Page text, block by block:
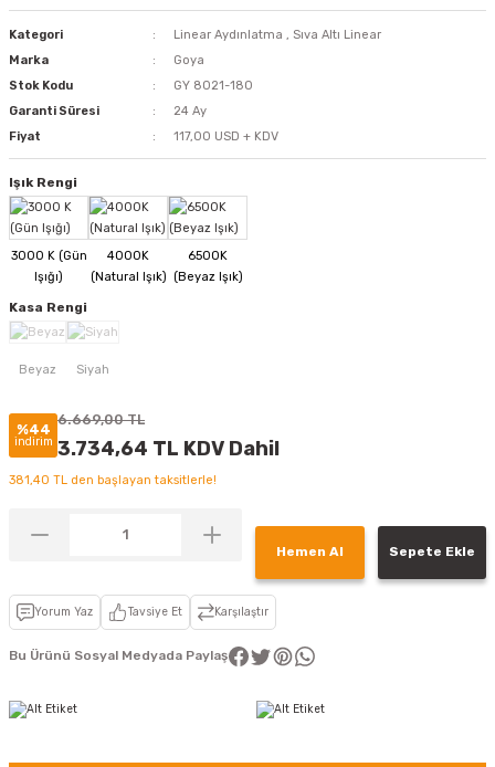
Kategori Linear Aydınlatma , Sıva Altı Linear
Marka
Goya
Stok Kodu
GY 8021-180
Garanti Süresi
24 Ay
Fiyat
117,00 USD + KDV
Işık Rengi
Kasa Rengi
%44
indirim
6.669,00 TL
3.734,64 TL KDV Dahil
381,40 TL den başlayan taksitlerle!
Hemen Al Sepete Ekle
Yorum Yaz Tavsiye Et Karşılaştır
Bu Ürünü Sosyal Medyada Paylaş